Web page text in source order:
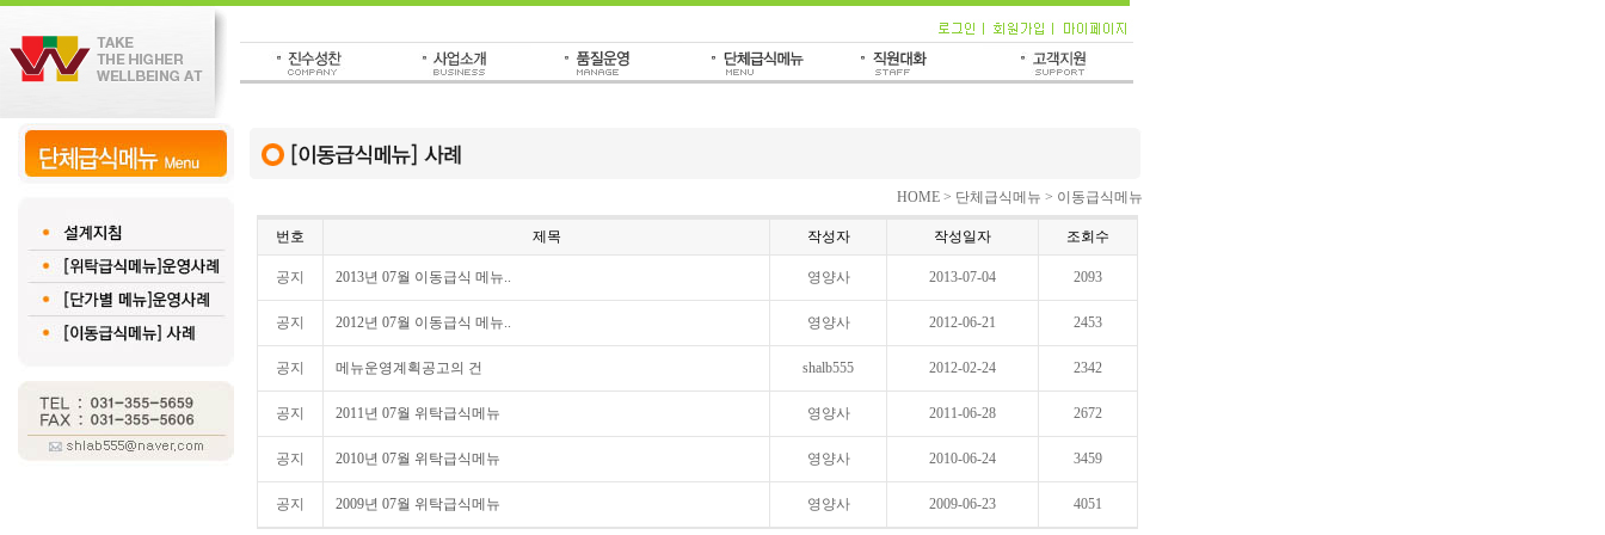
HOME > 단체급식메뉴 > 이동급식메뉴
번호 제목 작성자 작성일자 조회수
공지 2013년 07월 이동급식 메뉴.. 영양사 2013-07-04 2093
공지 2012년 07월 이동급식 메뉴.. 영양사 2012-06-21 2453
공지 메뉴운영계획공고의 건 shalb555 2012-02-24 2342
공지 2011년 07월 위탁급식메뉴 영양사 2011-06-28 2672
공지 2010년 07월 위탁급식메뉴 영양사 2010-06-24 3459
공지 2009년 07월 위탁급식메뉴 영양사 2009-06-23 4051